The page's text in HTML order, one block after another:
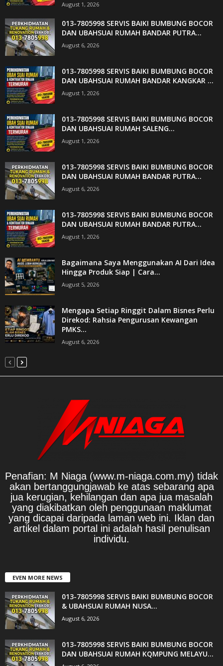
August 1, 2026
013-7805998 SERVIS BAIKI BUMBUNG BOCOR
DAN UBAHSUAI RUMAH BANDAR PUTRA...
August 6, 2026
013-7805998 SERVIS BAIKI BUMBUNG BOCOR
DAN UBAHSUAI RUMAH BANDAR KANGKAR ...
August 1, 2026
013-7805998 SERVIS BAIKI BUMBUNG BOCOR
DAN UBAHSUAI RUMAH SALENG...
August 1, 2026
013-7805998 SERVIS BAIKI BUMBUNG BOCOR
DAN UBAHSUAI RUMAH BANDAR PUTRA...
August 6, 2026
013-7805998 SERVIS BAIKI BUMBUNG BOCOR
DAN UBAHSUAI RUMAH BANDAR PUTRA...
August 1, 2026
Bagaimana Saya Menggunakan AI Dari Idea
Hingga Produk Siap | Cara...
August 5, 2026
Mengapa Setiap Ringgit Dalam Bisnes Perlu
Direkod: Rahsia Pengurusan Kewangan
PMKS...
August 6, 2026
Penafian: M Niaga (www.m-niaga.com.my) tidak
akan bertanggungjawab ke atas sebarang apa
jua kerugian, kehilangan dan apa jua masalah
yang diakibatkan oleh penggunaan maklumat
yang dicapai daripada laman web ini. Iklan dan
artikel dalam portal ini adalah hasil penulisan
individu.
EVEN MORE NEWS
013-7805998 SERVIS BAIKI BUMBUNG BOCOR
& UBAHSUAI RUMAH NUSA...
August 6, 2026
013-7805998 SERVIS BAIKI BUMBUNG BOCOR
DAN UBAHSUAI RUMAH KQMPUNG MELAYU...